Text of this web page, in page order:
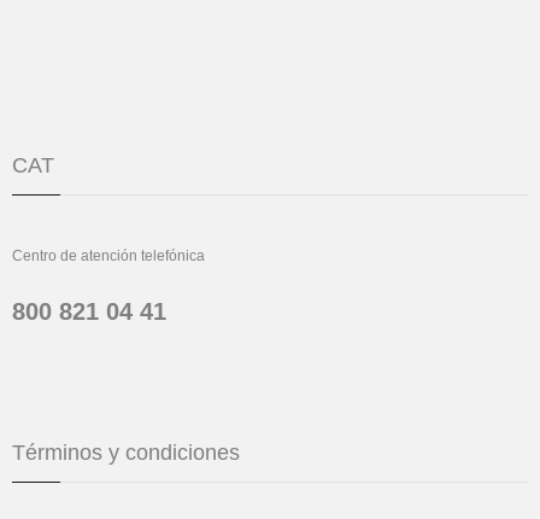
CAT
Centro de atención telefónica
800 821 04 41
Términos y condiciones